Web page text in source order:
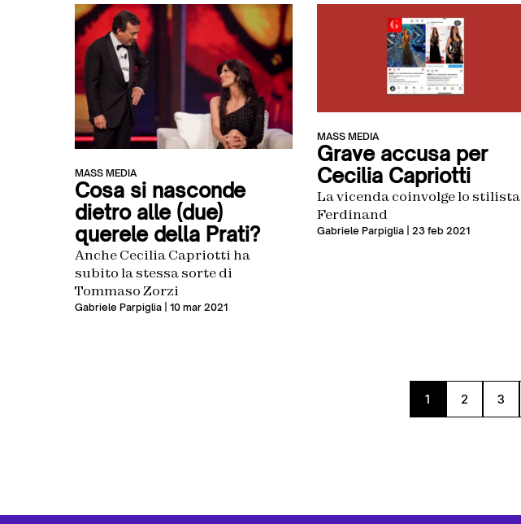
MASS MEDIA
Cosa si nasconde
dietro alle (due)
querele della Prati?
Anche Cecilia Capriotti ha
subito la stessa sorte di
Tommaso Zorzi
Gabriele Parpiglia | 10 mar 2021
MASS MEDIA
Grave accusa per
Cecilia Capriotti
La vicenda coinvolge lo stilista
Ferdinand
Gabriele Parpiglia| 23 feb 2021
1 2 3